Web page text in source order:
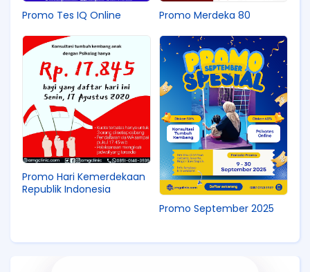
Promo Tes IQ Online Promo Merdeka 80
Promo Hari Kemerdekaan
Republik Indonesia
Promo September 2025